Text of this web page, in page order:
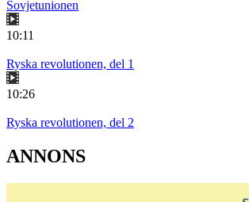
Sovjetunionen
10:11
Ryska revolutionen, del 1
10:26
Ryska revolutionen, del 2
ANNONS